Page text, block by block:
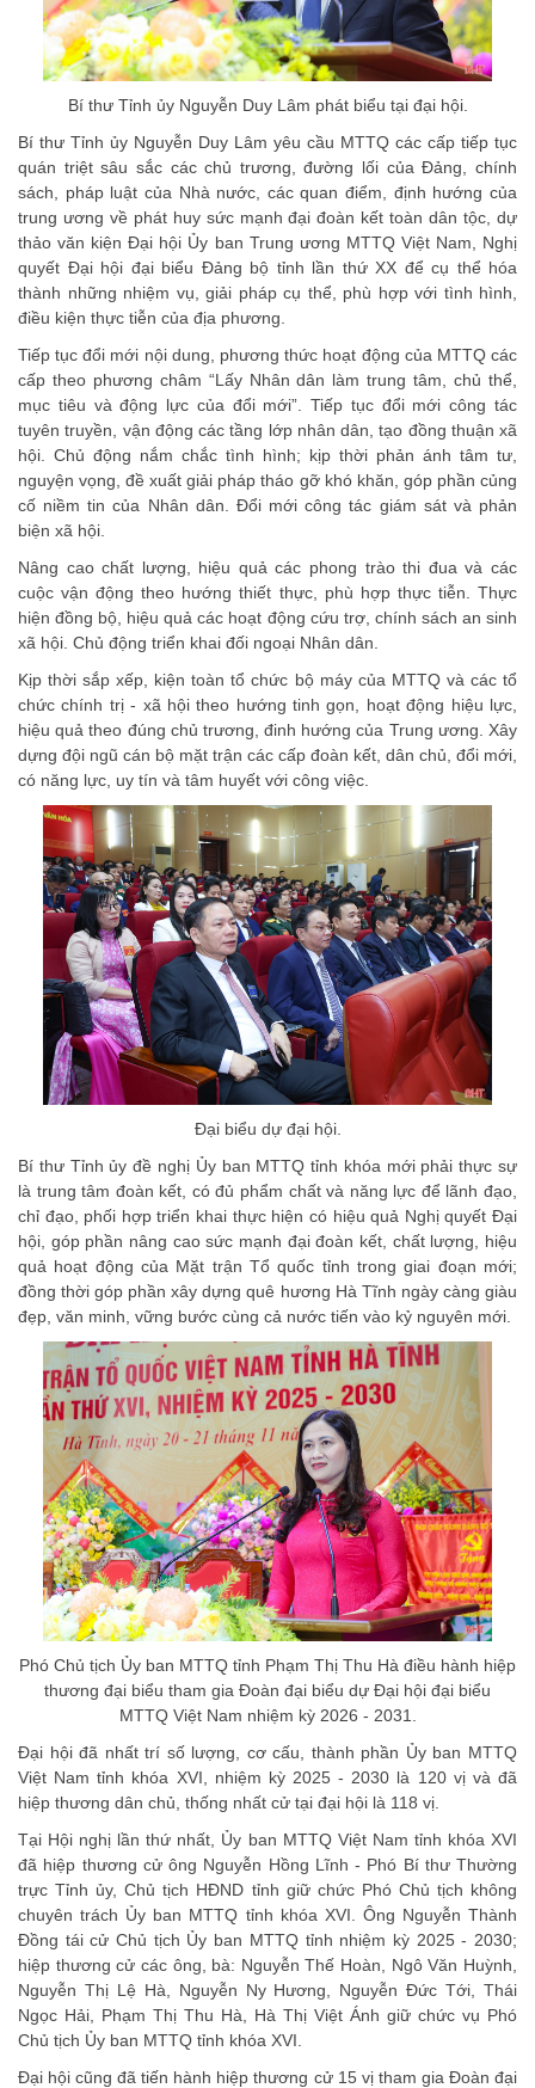
Bí thư Tỉnh ủy Nguyễn Duy Lâm phát biểu tại đại hội.
Bí thư Tỉnh ủy Nguyễn Duy Lâm yêu cầu MTTQ các cấp tiếp tục
quán triệt sâu sắc các chủ trương, đường lối của Đảng, chính
sách, pháp luật của Nhà nước, các quan điểm, định hướng của
trung ương về phát huy sức mạnh đại đoàn kết toàn dân tộc, dự
thảo văn kiện Đại hội Ủy ban Trung ương MTTQ Việt Nam, Nghị
quyết Đại hội đại biểu Đảng bộ tỉnh lần thứ XX để cụ thể hóa
thành những nhiệm vụ, giải pháp cụ thể, phù hợp với tình hình,
điều kiện thực tiễn của địa phương.
Tiếp tục đổi mới nội dung, phương thức hoạt động của MTTQ các
cấp theo phương châm “Lấy Nhân dân làm trung tâm, chủ thể,
mục tiêu và động lực của đổi mới”. Tiếp tục đổi mới công tác
tuyên truyền, vận động các tầng lớp nhân dân, tạo đồng thuận xã
hội. Chủ động nắm chắc tình hình; kịp thời phản ánh tâm tư,
nguyện vọng, đề xuất giải pháp tháo gỡ khó khăn, góp phần củng
cố niềm tin của Nhân dân. Đổi mới công tác giám sát và phản
biện xã hội.
Nâng cao chất lượng, hiệu quả các phong trào thi đua và các
cuộc vận động theo hướng thiết thực, phù hợp thực tiễn. Thực
hiện đồng bộ, hiệu quả các hoạt động cứu trợ, chính sách an sinh
xã hội. Chủ động triển khai đối ngoại Nhân dân.
Kịp thời sắp xếp, kiện toàn tổ chức bộ máy của MTTQ và các tổ
chức chính trị - xã hội theo hướng tinh gọn, hoạt động hiệu lực,
hiệu quả theo đúng chủ trương, đinh hướng của Trung ương. Xây
dựng đội ngũ cán bộ mặt trận các cấp đoàn kết, dân chủ, đổi mới,
có năng lực, uy tín và tâm huyết với công việc.
Đại biểu dự đại hội.
Bí thư Tỉnh ủy đề nghị Ủy ban MTTQ tỉnh khóa mới phải thực sự
là trung tâm đoàn kết, có đủ phẩm chất và năng lực để lãnh đạo,
chỉ đạo, phối hợp triển khai thực hiện có hiệu quả Nghị quyết Đại
hội, góp phần nâng cao sức mạnh đại đoàn kết, chất lượng, hiệu
quả hoạt động của Mặt trận Tổ quốc tỉnh trong giai đoạn mới;
đồng thời góp phần xây dựng quê hương Hà Tĩnh ngày càng giàu
đẹp, văn minh, vững bước cùng cả nước tiến vào kỷ nguyên mới.
Phó Chủ tịch Ủy ban MTTQ tỉnh Phạm Thị Thu Hà điều hành hiệp
thương đại biểu tham gia Đoàn đại biểu dự Đại hội đại biểu
MTTQ Việt Nam nhiệm kỳ 2026 - 2031.
Đại hội đã nhất trí số lư­ợng, cơ cấu, thành phần Ủy ban MTTQ
Việt Nam tỉnh khóa XVI, nhiệm kỳ 2025 - 2030 là 120 vị và đã
hiệp thư­ơng dân chủ, thống nhất cử tại đại hội là 118 vị.
Tại Hội nghị lần thứ nhất, Ủy ban MTTQ Việt Nam tỉnh khóa XVI
đã hiệp thương cử ông Nguyễn Hồng Lĩnh - Phó Bí thư Thường
trực Tỉnh ủy, Chủ tịch HĐND tỉnh giữ chức Phó Chủ tịch không
chuyên trách Ủy ban MTTQ tỉnh khóa XVI. Ông Nguyễn Thành
Đồng tái cử Chủ tịch Ủy ban MTTQ tỉnh nhiệm kỳ 2025 - 2030;
hiệp thương cử các ông, bà: Nguyễn Thế Hoàn, Ngô Văn Huỳnh,
Nguyễn Thị Lệ Hà, Nguyễn Ny Hương, Nguyễn Đức Tới, Thái
Ngọc Hải, Phạm Thị Thu Hà, Hà Thị Việt Ánh giữ chức vụ Phó
Chủ tịch Ủy ban MTTQ tỉnh khóa XVI.
Đại hội cũng đã tiến hành hiệp thương cử 15 vị tham gia Đoàn đại